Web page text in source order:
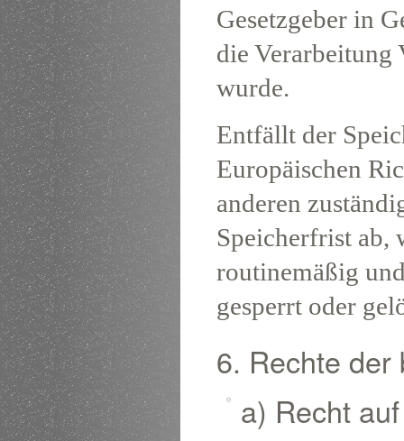
Gesetzgeber in
die Verarbeitung
wurde.
Entfällt der
Europäischen
anderen
Speicherfrist ab,
routinemäßig
gesperrt oder
6. Rechte der
a) Recht